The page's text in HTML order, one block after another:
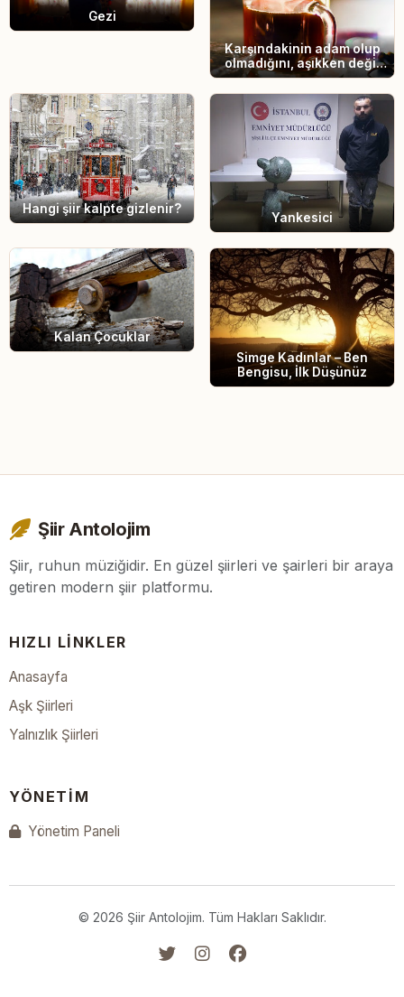
Gezi
Karşındakinin adam olup
olmadığını, aşıkken değil
ayrılırken anlarsın.
Hangi şiir kalpte gizlenir?
Yankesici
Kalan Çocuklar
Simge Kadınlar – Ben
Bengisu, İlk Düşünüz
Şiir Antolojim
Şiir, ruhun müziğidir. En güzel şiirleri ve şairleri bir araya
getiren modern şiir platformu.
HIZLI LINKLER
Anasayfa
Aşk Şiirleri
Yalnızlık Şiirleri
YÖNETIM
Yönetim Paneli
© 2026 Şiir Antolojim. Tüm Hakları Saklıdır.